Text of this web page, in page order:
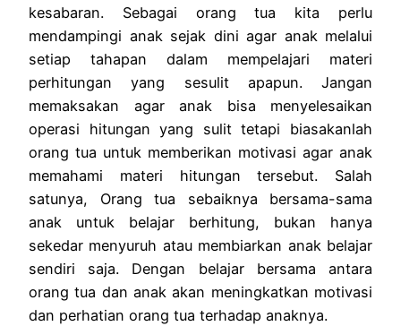
kesabaran. Sebagai orang tua kita perlu
mendampingi anak sejak dini agar anak melalui
setiap tahapan dalam mempelajari materi
perhitungan yang sesulit apapun. Jangan
memaksakan agar anak bisa menyelesaikan
operasi hitungan yang sulit tetapi biasakanlah
orang tua untuk memberikan motivasi agar anak
memahami materi hitungan tersebut. Salah
satunya, Orang tua sebaiknya bersama-sama
anak untuk belajar berhitung, bukan hanya
sekedar menyuruh atau membiarkan anak belajar
sendiri saja. Dengan belajar bersama antara
orang tua dan anak akan meningkatkan motivasi
dan perhatian orang tua terhadap anaknya.